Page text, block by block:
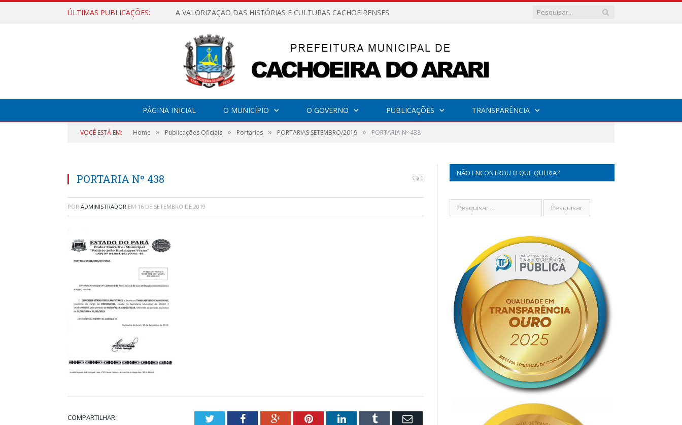
ÚLTIMAS PUBLICAÇÕES: A VALORIZAÇÃO DAS HISTÓRIAS E CULTURAS CACHOEIRENSES
PÁGINA INICIAL O MUNICÍPIO O GOVERNO PUBLICAÇÕES TRANSPARÊNCIA
VOCÊ ESTÁ EM: Home » Publicações Oficiais » Portarias » PORTARIAS SETEMBRO/2019 » PORTARIA Nº 438
PORTARIA Nº 438 0
POR ADMINISTRADOR EM 16 DE SETEMBRO DE 2019
COMPARTILHAR: TwitterFacebookGoogle+PinterestLinkedInTumblr Email
NÃO ENCONTROU O QUE QUERIA?